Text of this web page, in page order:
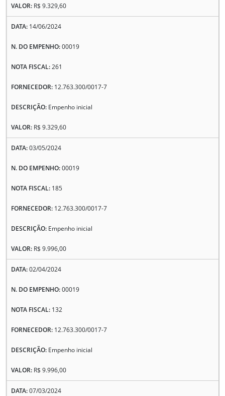
R$ 9.329,60
14/06/2024
00019
261
12.763.300/0017-7
Empenho inicial
R$ 9.329,60
03/05/2024
00019
185
12.763.300/0017-7
Empenho inicial
R$ 9.996,00
02/04/2024
00019
132
12.763.300/0017-7
Empenho inicial
R$ 9.996,00
07/03/2024